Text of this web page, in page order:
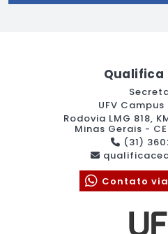
Qualifica
UFV
Rodovia LMG 818,
Minas Gerais -
(31)
Contato